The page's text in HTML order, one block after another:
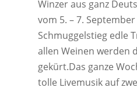
Winzer aus ganz
vom 5. – 7.
Schmuggelstieg edle
allen Weinen werden
gekürt.‍Das ganze
tolle Livemusik auf